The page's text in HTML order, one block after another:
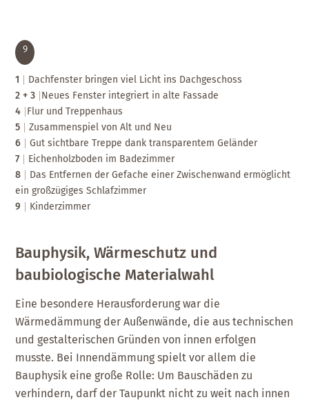
9
1
Dachfenster bringen viel Licht ins Dachgeschoss
2 + 3 Neues Fenster integriert in alte Fassade
4 Flur und Treppenhaus
5
Zusammenspiel von Alt und Neu
6
Gut sichtbare Treppe dank transparentem Geländer
7
Eichenholzboden im Badezimmer
8
Das Entfernen der Gefache einer Zwischenwand ermöglicht
ein großzügiges Schlafzimmer
9
Kinderzimmer
Bauphysik, Wärmeschutz und
baubiologische Materialwahl
Eine besondere Herausforderung war die
Wärmedämmung der Außenwände, die aus technischen
und gestalterischen Gründen von innen erfolgen
musste. Bei Innendämmung spielt vor allem die
Bauphysik eine große Rolle: Um Bauschäden zu
verhindern, darf der Taupunkt nicht zu weit nach innen